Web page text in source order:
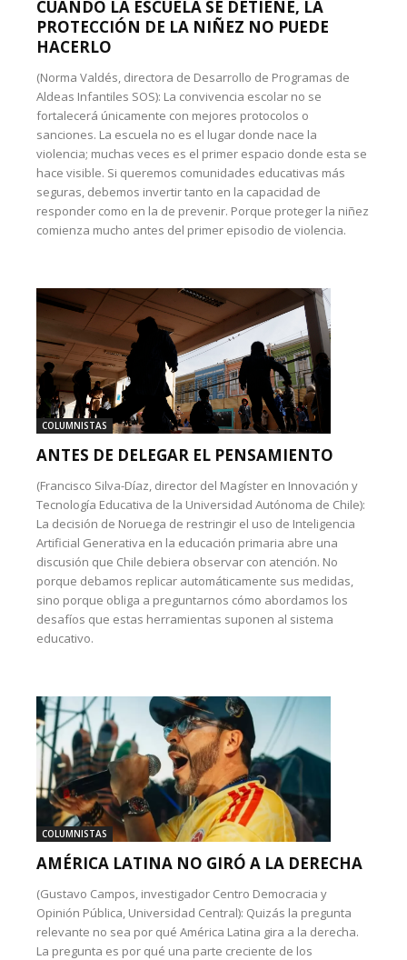
CUANDO LA ESCUELA SE DETIENE, LA
PROTECCIÓN DE LA NIÑEZ NO PUEDE
HACERLO
(Norma Valdés, directora de Desarrollo de Programas de
Aldeas Infantiles SOS): La convivencia escolar no se
fortalecerá únicamente con mejores protocolos o
sanciones. La escuela no es el lugar donde nace la
violencia; muchas veces es el primer espacio donde esta se
hace visible. Si queremos comunidades educativas más
seguras, debemos invertir tanto en la capacidad de
responder como en la de prevenir. Porque proteger la niñez
comienza mucho antes del primer episodio de violencia.
COLUMNISTAS
ANTES DE DELEGAR EL PENSAMIENTO
(Francisco Silva-Díaz, director del Magíster en Innovación y
Tecnología Educativa de la Universidad Autónoma de Chile):
La decisión de Noruega de restringir el uso de Inteligencia
Artificial Generativa en la educación primaria abre una
discusión que Chile debiera observar con atención. No
porque debamos replicar automáticamente sus medidas,
sino porque obliga a preguntarnos cómo abordamos los
desafíos que estas herramientas suponen al sistema
educativo.
COLUMNISTAS
AMÉRICA LATINA NO GIRÓ A LA DERECHA
(Gustavo Campos, investigador Centro Democracia y
Opinión Pública, Universidad Central): Quizás la pregunta
relevante no sea por qué América Latina gira a la derecha.
La pregunta es por qué una parte creciente de los